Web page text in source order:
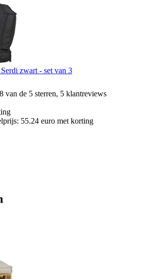
zwart - set van 3
van de 5 sterren, 5 klantreviews
55.24 euro met korting